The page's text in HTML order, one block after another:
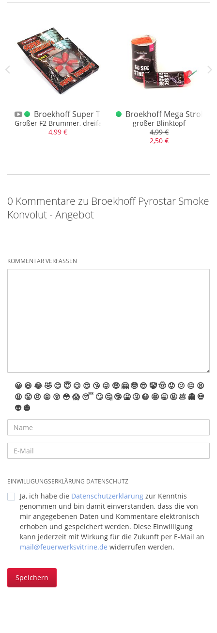
Angebotsartikel, welche möglich sind, Gefallen finden.
Beim Nachschlag wachsen graue Haare.
Ist die Sommeraktion erstmal gut gestartet, drückt die Zeit
mächtig. Es ist nichts da und es muss sich innerhalb weniger
Wochen etwas finden. Zufälle und Glücksumstände führen
mehr oder weniger zum Erfolg. Wir kämmen alles nochmal
durch, schauen was geht… und hoffen bis zuletzt auf einen
wünschen viel Spaß!
P1 two sided
durch Reißzündung
Broekhoff Super Tornados
Großer F2 Brummer, dreifach Farbwechsel als Headspin
4,99 €
Broekhoff Mega Strobe
großer Blinktopf
4,99 €
2,50 €
0 Kommentare zu Broekhoff Pyrostar Smoke
Konvolut - Angebot
KOMMENTAR VERFASSEN
😀 😆 😂🤣 😊 😇 😉 😍 😘 😜 🤑 🤗 🤓 😎 🤡🤠 😟 😕 😖 😫
😩 😤 😠 😡 😲 😳 😱 😴 🙄 🤔 🤥 🤮 🤧 😷 🤩 🥱 🤬 💩 👻 💀
👽 🎃
EINWILLIGUNGSERKLÄRUNG DATENSCHUTZ
Ja, ich habe die Datenschutzerklärung zur Kenntnis
genommen und bin damit einverstanden, dass die von
mir angegebenen Daten und Kommentare elektronisch
erhoben und gespeichert werden. Diese Einwilligung
kann jederzeit mit Wirkung für die Zukunft per E-Mail an
mail@feuerwerksvitrine.de widerrufen werden.
Speichern